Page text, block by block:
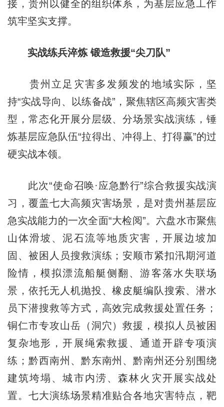
接，贵州以健全的组织体系，为基层应急工作
筑牢坚实支撑。
实战练兵淬炼 锻造救援“尖刀队”
贵州立足灾害多发频发的地域实际，坚
持“实战导向、以练备战”，聚焦辖区高频灾害类
型，常态化开展分层级、分场景实战演练，锤
炼基层应急队伍“拉得出、冲得上、打得赢”的过
硬实战本领。
此次“使命召唤·应急黔行”综合救援实战演
习，覆盖七大高频灾害场景，是对贵州基层应
急实战能力的一次全面“大检阅”。六盘水市聚焦
山体滑坡、泥石流等地质灾害，开展边坡加
固、被困人员搜救演练；安顺市紧扣汛期河道
险情，模拟漂流船艇侧翻、游客落水失联场
景，依托无人机抛投、橡皮艇编队搜索、潜水
员下潜搜救等方式，高效完成救援处置任务；
铜仁市专攻山岳（洞穴）救援，模拟人员被困
复杂地形，开展绳索救援、通道开辟专项演
练；黔西南州、黔东南州、黔南州还分别围绕
建筑垮塌、城市内涝、森林火灾开展实战处
置。七大演练场景精准贴合各地灾害特点，靶